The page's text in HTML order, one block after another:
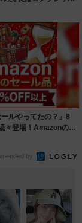
ールやってたの？」8
々登場！Amazonの本
by